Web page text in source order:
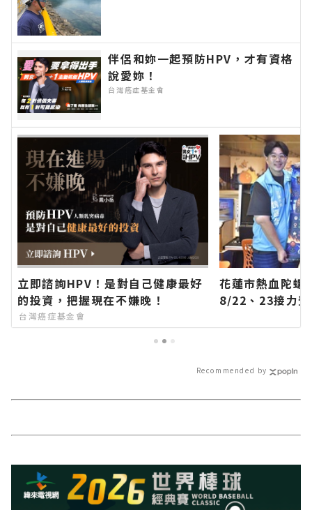
新聞－最快速的今日新聞報導 最
新的在地資訊！
伴侶和妳一起預防HPV，才有資格
說愛妳！
台灣癌症基金會
立即諮詢HPV！是對自己健康最好
的投資，把握現在不嫌晚！
台灣癌症基金會
花蓮市熱血陀螺
8/22、23接力
聞報導 最新的
Recommended by